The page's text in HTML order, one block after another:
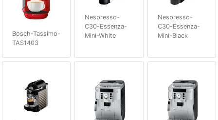
Bosch-Tassimo-
TAS1403
Nespresso-
C30-Essenza-
Mini-White
Nespresso-
C30-Essenza-
Mini-Black